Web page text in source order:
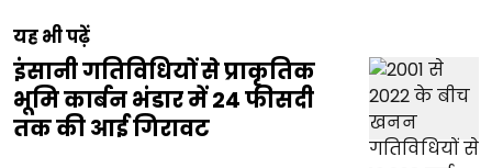
यह भी पढ़ें
इंसानी गतिविधियों से प्राकृतिक
भूमि कार्बन भंडार में 24 फीसदी
तक की आई गिरावट